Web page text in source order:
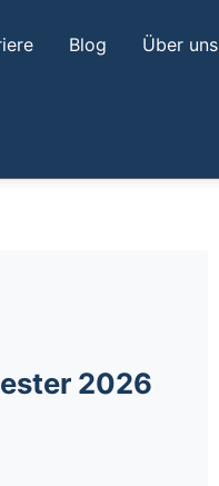
Blog Über uns
2026